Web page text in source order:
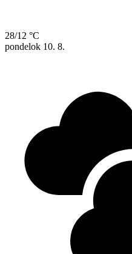
28/12 °C
pondelok 10. 8.